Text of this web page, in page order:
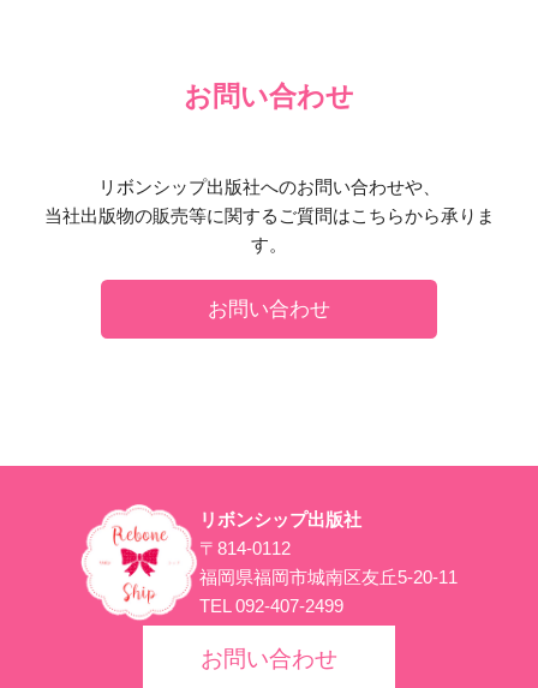
お問い合わせ
リボンシップ出版社へのお問い合わせや、
当社出版物の販売等に関するご質問はこちらから承りま
す。
お問い合わせ
リボンシップ出版社
〒814-0112
福岡県福岡市城南区友丘5-20-11
TEL 092-407-2499
お問い合わせ